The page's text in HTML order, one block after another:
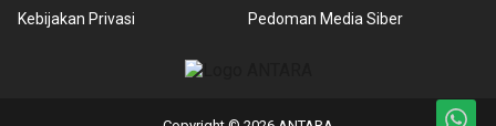
Kebijakan Privasi
Pedoman Media Siber